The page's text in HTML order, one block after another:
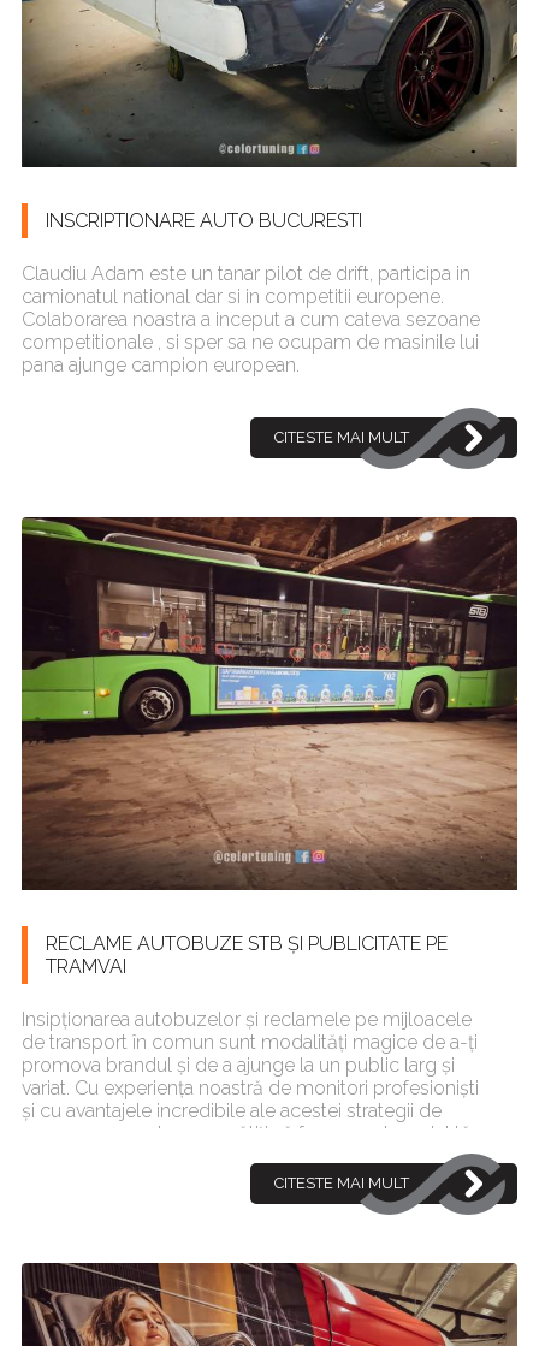
INSCRIPTIONARE AUTO BUCURESTI
Claudiu Adam este un tanar pilot de drift, participa in
camionatul national dar si in competitii europene.
Colaborarea noastra a inceput a cum cateva sezoane
competitionale , si sper sa ne ocupam de masinile lui
pana ajunge campion european.
CITESTE MAI MULT
RECLAME AUTOBUZE STB ȘI PUBLICITATE PE
TRAMVAI
Insipționarea autobuzelor și reclamele pe mijloacele
de transport în comun sunt modalități magice de a-ți
promova brandul și de a ajunge la un public larg și
variat. Cu experiența noastră de monitori profesioniști
și cu avantajele incredibile ale acestei strategii de
promovare, suntem pregătiți să facem ca brandul tău
CITESTE MAI MULT